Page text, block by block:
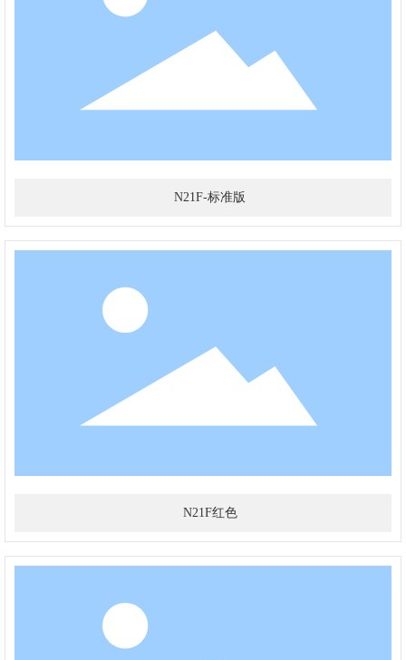
N21F-标准版
N21F红色